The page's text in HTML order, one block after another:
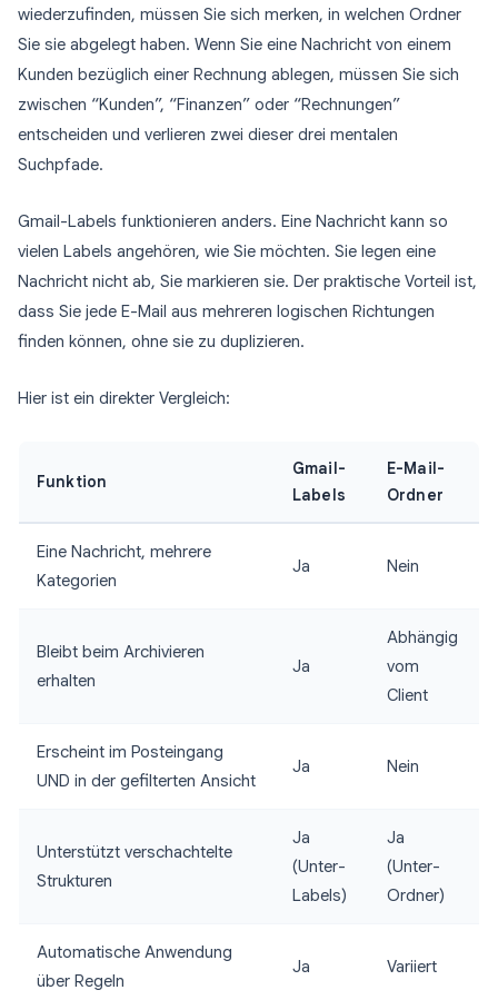
wiederzufinden, müssen Sie sich merken, in welchen Ordner
Sie sie abgelegt haben. Wenn Sie eine Nachricht von einem
Kunden bezüglich einer Rechnung ablegen, müssen Sie sich
zwischen “Kunden”, “Finanzen” oder “Rechnungen”
entscheiden und verlieren zwei dieser drei mentalen
Suchpfade.
Gmail-Labels funktionieren anders. Eine Nachricht kann so
vielen Labels angehören, wie Sie möchten. Sie legen eine
Nachricht nicht ab, Sie markieren sie. Der praktische Vorteil ist,
dass Sie jede E-Mail aus mehreren logischen Richtungen
finden können, ohne sie zu duplizieren.
Hier ist ein direkter Vergleich:
Funktion
Gmail-
Labels
E-Mail-
Ordner
Eine Nachricht, mehrere
Kategorien
Ja Nein
Bleibt beim Archivieren
erhalten
Ja
Abhängig
vom
Client
Erscheint im Posteingang
UND in der gefilterten Ansicht
Ja Nein
Unterstützt verschachtelte
Strukturen
Ja
(Unter-
Labels)
Ja
(Unter-
Ordner)
Automatische Anwendung
über Regeln
Ja Variiert